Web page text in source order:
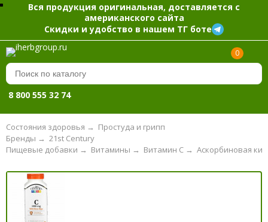
Вся продукция оригинальная, доставляется с
американского сайта
Скидки и удобство в нашем ТГ боте
0
8 800 555 32 74
Состояния здоровья → Простуда и грипп
21st Century
Бренды →
Аскорбиновая
Витамин С →
Витамины →
Пищевые добавки →